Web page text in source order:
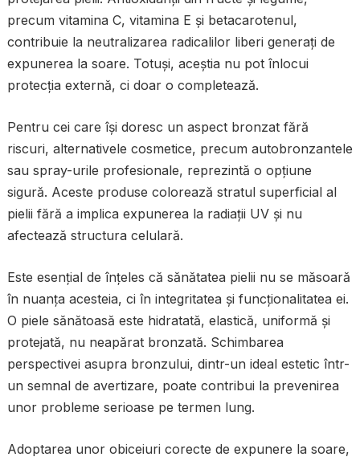
precum vitamina C, vitamina E și betacarotenul,
contribuie la neutralizarea radicalilor liberi generați de
expunerea la soare. Totuși, aceștia nu pot înlocui
protecția externă, ci doar o completează.
Pentru cei care își doresc un aspect bronzat fără
riscuri, alternativele cosmetice, precum autobronzantele
sau spray-urile profesionale, reprezintă o opțiune
sigură. Aceste produse colorează stratul superficial al
pielii fără a implica expunerea la radiații UV și nu
afectează structura celulară.
Este esențial de înțeles că sănătatea pielii nu se măsoară
în nuanța acesteia, ci în integritatea și funcționalitatea ei.
O piele sănătoasă este hidratată, elastică, uniformă și
protejată, nu neapărat bronzată. Schimbarea
perspectivei asupra bronzului, dintr-un ideal estetic într-
un semnal de avertizare, poate contribui la prevenirea
unor probleme serioase pe termen lung.
Adoptarea unor obiceiuri corecte de expunere la soare,